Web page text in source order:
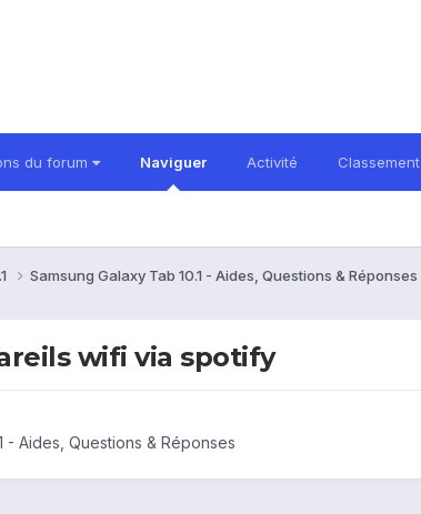
du forum Naviguer Activité Classement
Samsung Galaxy Tab 10.1 - Aides, Questions & Réponses
wifi via spotify
- Aides, Questions & Réponses